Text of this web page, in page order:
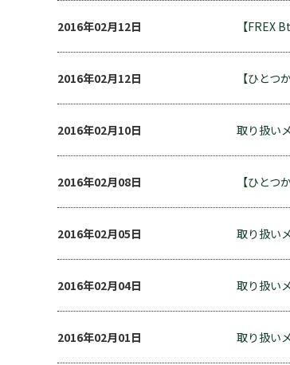
2016年02月12日 【FREX
2016年02月12日 【ひと
2016年02月10日 取り扱い
2016年02月08日 【ひと
2016年02月05日 取り扱い
2016年02月04日 取り扱い
2016年02月01日 取り扱い